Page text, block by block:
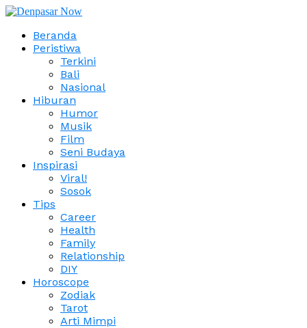
Beranda
Peristiwa
Terkini
Bali
Nasional
Hiburan
Humor
Musik
Film
Seni Budaya
Inspirasi
Viral!
Sosok
Tips
Career
Health
Family
Relationship
DIY
Horoscope
Zodiak
Tarot
Arti Mimpi